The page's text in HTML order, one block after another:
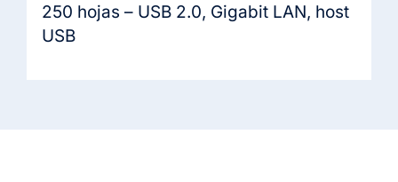
250 hojas – USB 2.0, Gigabit LAN, host
USB